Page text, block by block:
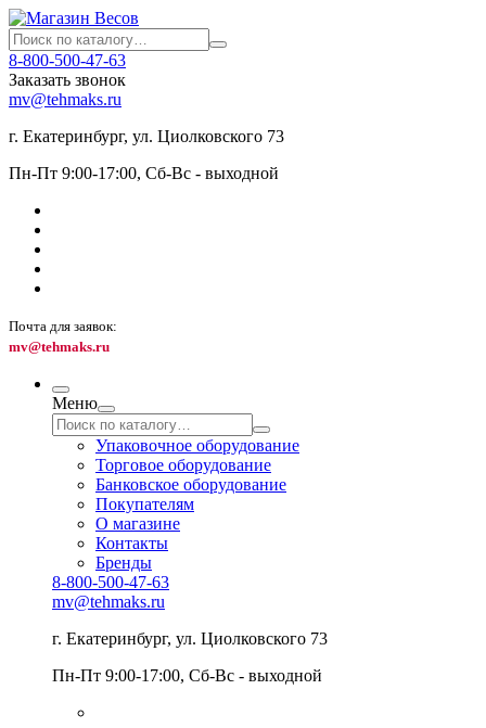
8-800-500-47-63
Заказать звонок
mv@tehmaks.ru
г. Екатеринбург, ул. Циолковского 73
Пн-Пт 9:00-17:00, Сб-Вс - выходной
Почта для заявок:
mv@tehmaks.ru
Меню
Упаковочное оборудование
Торговое оборудование
Банковское оборудование
Покупателям
О магазине
Контакты
Бренды
8-800-500-47-63
mv@tehmaks.ru
г. Екатеринбург, ул. Циолковского 73
Пн-Пт 9:00-17:00, Сб-Вс - выходной